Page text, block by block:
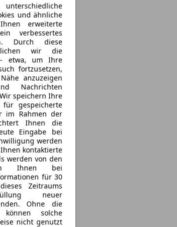
und ähnliche
erweiterte
verbessertes
Durch diese
wir die
- etwa, um Ihre
fortzusetzen,
anzuzeigen
Nachrichten
speichern Ihre
für gespeicherte
im Rahmen der
Ihnen die
Eingabe bei
werden
kontaktierte
werden von den
Ihnen bei
für 30
Zeitraums
neuer
Ohne die
können solche
nicht genutzt